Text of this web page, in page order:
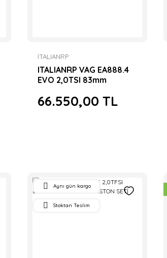
ITALIANRP
ITALIANRP VAG EA888.4
EVO 2,0TSI 83mm
PİSTON SETİ
66.550,00 TL
Aynı gün kargo
Stoktan Teslim